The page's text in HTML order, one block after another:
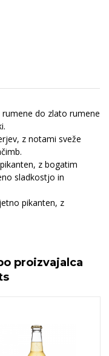
do zlato rumene
z notami sveže
z bogatim
sladkostjo in
pikanten, z
proizvajalca